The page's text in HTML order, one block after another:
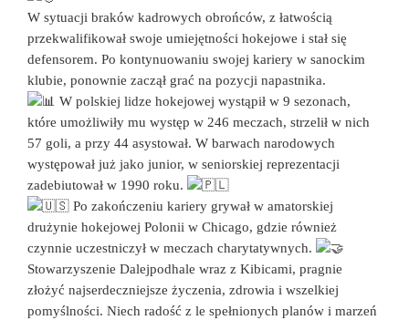
W sytuacji braków kadrowych obrońców, z łatwością
przekwalifikował swoje umiejętności hokejowe i stał się
defensorem. Po kontynuowaniu swojej kariery w sanockim
klubie, ponownie zaczął grać na pozycji napastnika.
W polskiej lidze hokejowej wystąpił w 9 sezonach,
które umożliwiły mu występ w 246 meczach, strzelił w nich
57 goli, a przy 44 asystował. W barwach narodowych
występował już jako junior, w seniorskiej reprezentacji
zadebiutował w 1990 roku.
Po zakończeniu kariery grywał w amatorskiej
drużynie hokejowej Polonii w Chicago, gdzie również
czynnie uczestniczył w meczach charytatywnych.
Stowarzyszenie Dalejpodhale wraz z Kibicami, pragnie
złożyć najserdeczniejsze życzenia, zdrowia i wszelkiej
pomyślności. Niech radość z le spełnionych planów i marzeń